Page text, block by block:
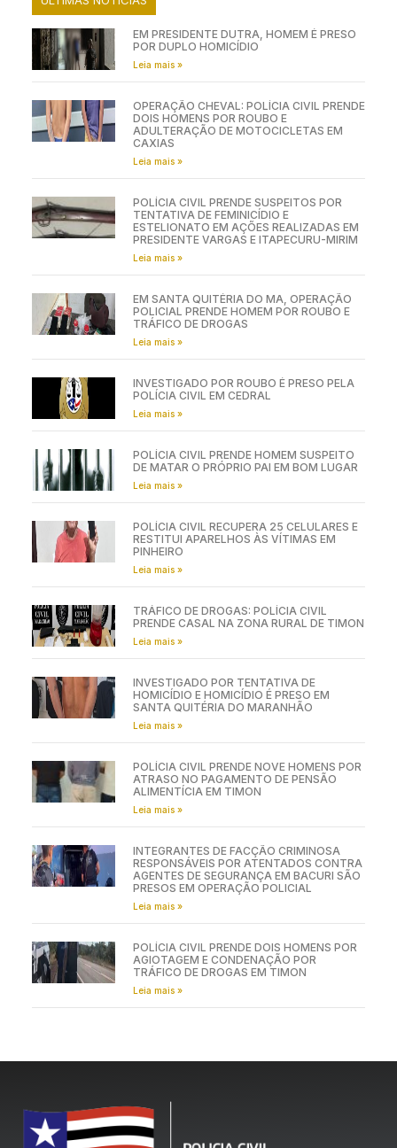
POR DUPLO HOMICÍDIO
OPERAÇÃO CHEVAL: POLÍCIA CIVIL PRENDE
DOIS HOMENS POR ROUBO E
CAXIAS
POLÍCIA CIVIL PRENDE SUSPEITOS POR
TENTATIVA DE FEMINICÍDIO E
PRESIDENTE VARGAS E ITAPECURU-MIRIM
EM SANTA QUITÉRIA DO MA, OPERAÇÃO
TRÁFICO DE DROGAS
POLÍCIA CIVIL EM CEDRAL
DE MATAR O PRÓPRIO PAI EM BOM LUGAR
POLÍCIA CIVIL RECUPERA 25 CELULARES E
PINHEIRO
PRENDE CASAL NA ZONA RURAL DE TIMON
INVESTIGADO POR TENTATIVA DE
SANTA QUITÉRIA DO MARANHÃO
POLÍCIA CIVIL PRENDE NOVE HOMENS POR
ALIMENTÍCIA EM TIMON
INTEGRANTES DE FACÇÃO CRIMINOSA
RESPONSÁVEIS POR ATENTADOS CONTRA
AGENTES DE SEGURANÇA EM BACURI SÃO
PRESOS EM OPERAÇÃO POLICIAL
POLÍCIA CIVIL PRENDE DOIS HOMENS POR
TRÁFICO DE DROGAS EM TIMON